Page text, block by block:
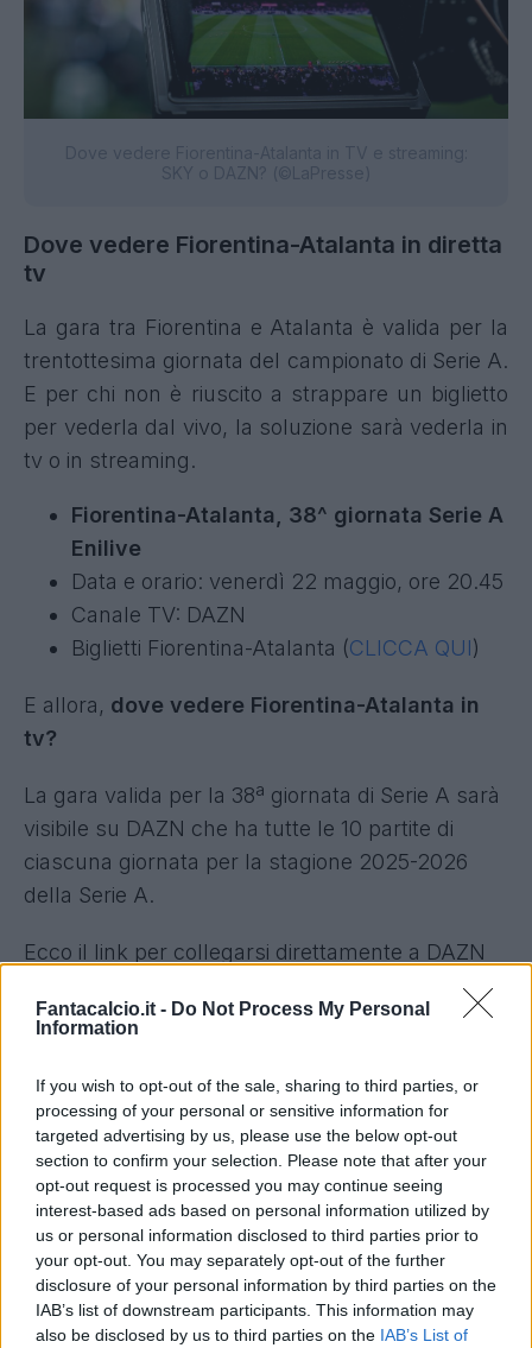
Fantacalcio.it - Do Not Process My Personal
Information
If you wish to opt-out of the sale, sharing to third parties, or
processing of your personal or sensitive information for
targeted advertising by us, please use the below opt-out
section to confirm your selection. Please note that after your
opt-out request is processed you may continue seeing
interest-based ads based on personal information utilized by
us or personal information disclosed to third parties prior to
your opt-out. You may separately opt-out of the further
disclosure of your personal information by third parties on the
IAB’s list of downstream participants. This information may
also be disclosed by us to third parties on the IAB’s List of
Dove vedere Fiorentina-Atalanta in diretta
tv
La gara tra Fiorentina e Atalanta è valida per la
trentottesima giornata del campionato di Serie A.
E per chi non è riuscito a strappare un biglietto
per vederla dal vivo, la soluzione sarà vederla in
tv o in streaming.
Fiorentina-Atalanta, 38^ giornata Serie A
Enilive
Data e orario: venerdì 22 maggio, ore 20.45
Canale TV: DAZN
Biglietti Fiorentina-Atalanta (CLICCA QUI)
E allora, dove vedere Fiorentina-Atalanta in
tv?
La gara valida per la 38ª giornata di Serie A sarà
visibile su DAZN che ha tutte le 10 partite di
ciascuna giornata per la stagione 2025-2026
della Serie A.
Ecco il link per collegarsi direttamente a DAZN
FIORENTINA-ATALANTA AL
I VOTI DELLA FIORENTINA
I VOTI DELL'ATALANTA
CALENDARIO SERIE A
CLASSIFICA SERIE A